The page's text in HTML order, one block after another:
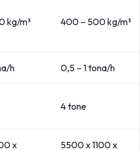
kg/m³ 400 – 500 kg/m³
h 0,5 – 1 tona/h
4 tone
x
5500 x 1100 x